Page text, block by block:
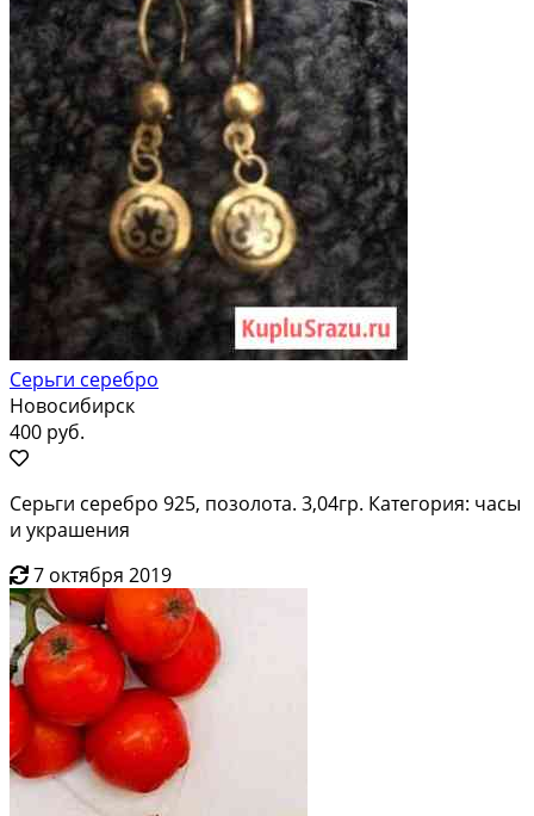
Серьги серебро
Новосибирск
400 руб.
Серьги серебро 925, позолота. 3,04гр. Категория: часы
и украшения
7 октября 2019